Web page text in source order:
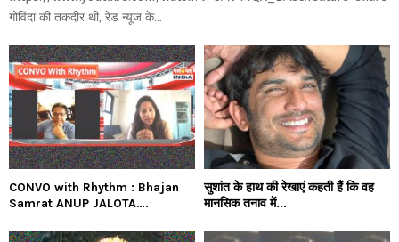
गोविंदा की तकदीर थी, रेड न्यूज के...
CONVO with Rhythm : Bhajan
Samrat ANUP JALOTA….
सुशांत के हाथ की रेखाएं कहती हैं कि वह
मानसिक तनाव में...